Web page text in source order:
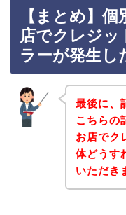
【まとめ】
店でクレジッ
ラーが発生し
最後に、
こちらの
お店でク
体どうす
いただき